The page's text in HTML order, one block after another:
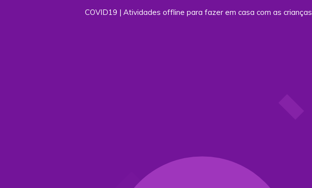
COVID19 | Atividades offline para fazer em casa com as crianças